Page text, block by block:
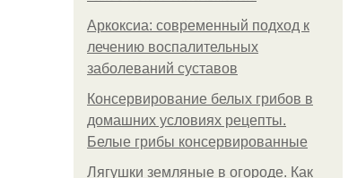
Аркоксиа: современный подход к
лечению воспалительных
заболеваний суставов
Консервирование белых грибов в
домашних условиях рецепты.
Белые грибы консервированные
Лягушки земляные в огороде. Как